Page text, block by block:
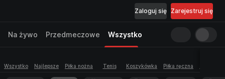
Zarejestruj się
Zaloguj się
Na żywo Przedmeczowe Wszystko
Wszystko Najlepsze Piłka nożna Tenis Koszykówka Piłka ręczna